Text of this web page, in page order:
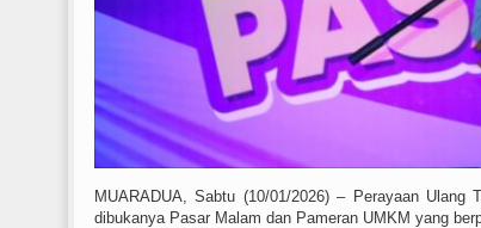
MUARADUA, Sabtu (10/01/2026) – Perayaan
dibukanya Pasar Malam dan Pameran UMKM yang